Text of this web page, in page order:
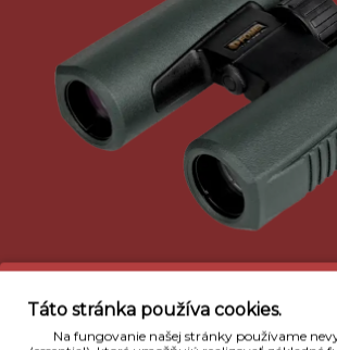
Táto stránka používa cookies.
Na fungovanie našej stránky používame